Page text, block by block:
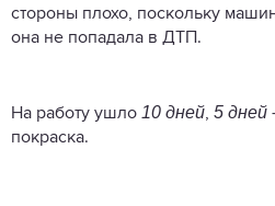
стороны плохо, поскольку
она не попадала в ДТП.
На работу ушло 10 дней, 5 дней
покраска.